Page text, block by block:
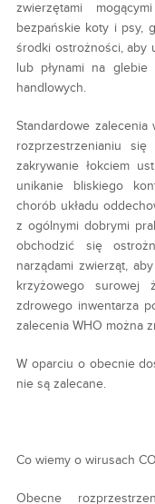
zwierzętami
bezpańskie koty i psy,
środki ostrożności, aby
lub płynami na
handlowych.
Standardowe
rozprzestrzenianiu
zakrywanie łokciem
unikanie bliskiego
chorób układu
z ogólnymi dobrymi
obchodzić się
narządami zwierząt,
krzyżowego surowej
zdrowego inwentarza
zalecenia WHO można
W oparciu o obecnie
nie są zalecane.
Co wiemy o wirusach
Obecne